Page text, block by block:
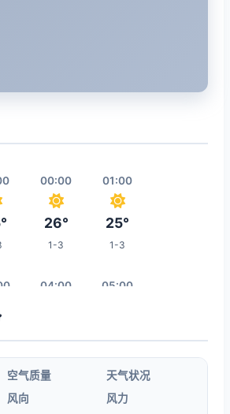
00:00
26°
1-3
01:00
25°
1-3
04:00 05:00
09:00
空气质量
天气状况
风向 风力